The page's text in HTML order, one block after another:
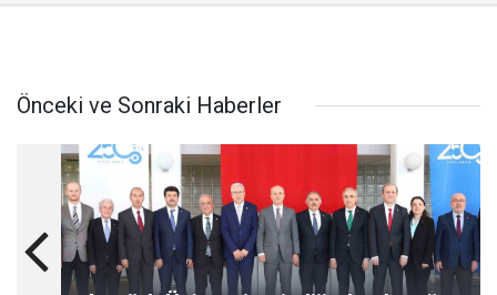
Önceki ve Sonraki Haberler